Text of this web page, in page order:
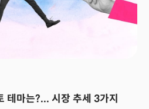
대한 두려움)임을 알 수 있습니다.&nbsp;
번 장에서 눈에 띄는 점은 좀 더 익숙한
과 블랙록, 그리고 일론 머스크 테슬라
테마는?... 시장 추세 3가지